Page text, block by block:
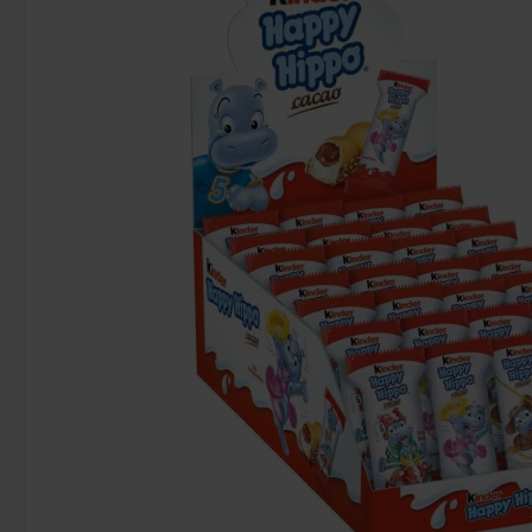
Kinder Maxi 21g
9.90 kr
Arla
Köp